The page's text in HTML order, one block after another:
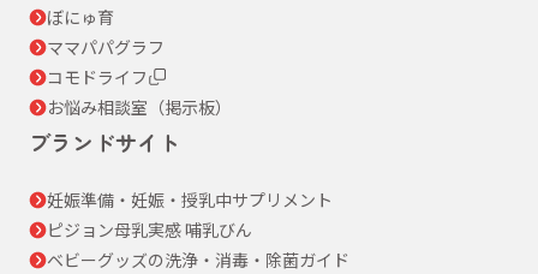
ぼにゅ育
ママパパグラフ
コモドライフ
お悩み相談室（掲示板）
ブランドサイト
妊娠準備・妊娠・授乳中サプリメント
ピジョン母乳実感 哺乳びん
ベビーグッズの洗浄・消毒・除菌ガイド